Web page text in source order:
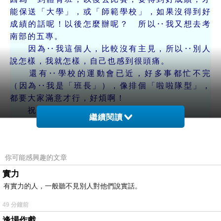
能保送「大學」，或「師範學校」，如果沒得到好
成績的話呢！以後怎麼辦呢？ 所以‥我又想去考
南部的五專。
因為‥我這個人，比較沒有主見，所以‥別人
說怎樣，我就怎樣，自己也感到很頭痛。
還有‥學校的運動會已近，好多事都忙不完
（因為‥我是「班長」），像排個「啦啦隊型」，
都要大家滿意才行，好煩啊！
祝‥
(87)1998.04.25.六
文良大哥！你能猜出，我是哪一個嗎？
繼續閱讀
你可能感興趣的文章
實力
有實力的人，一般聽不見別人對他們說實話。
49 分鐘前